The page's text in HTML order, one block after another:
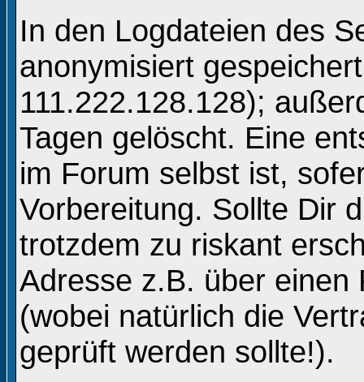
In den Logdateien des
anonymisiert
111.222.128.128);
Tagen gelöscht. Eine
im Forum selbst ist,
Vorbereitung. Sollte Dir
trotzdem zu riskant
Adresse z.B. über einen
(wobei natürlich die
geprüft werden sollte!).